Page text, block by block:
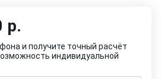
р.
и получите точный расчёт
индивидуальной